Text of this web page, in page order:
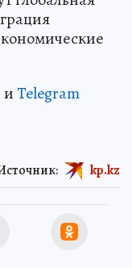
иTelegram
kp.kz